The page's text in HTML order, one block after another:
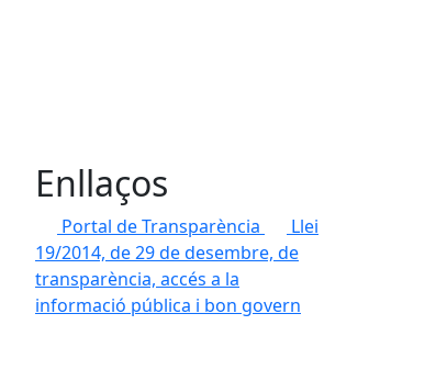
Enllaços
Portal de Transparència
Llei
19/2014, de 29 de desembre, de
transparència, accés a la
informació pública i bon govern